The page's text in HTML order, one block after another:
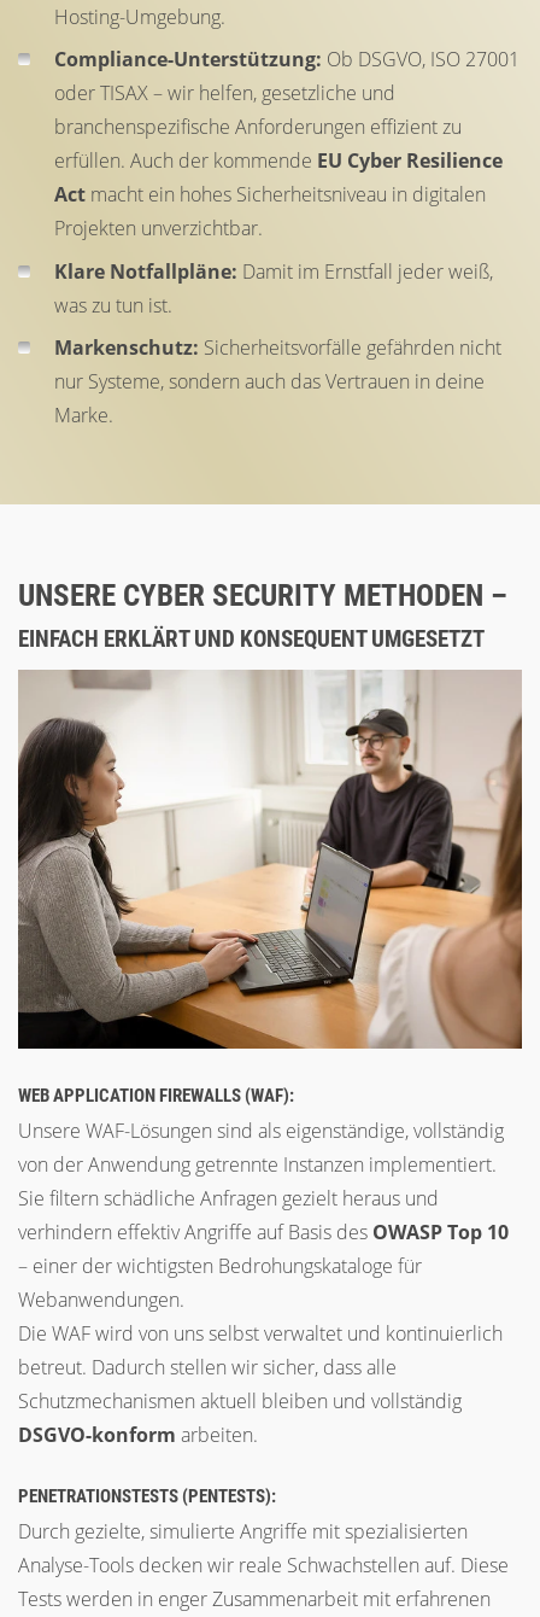
Hosting-Umgebung.
Compliance-Unterstützung: Ob DSGVO, ISO 27001
oder TISAX – wir helfen, gesetzliche und
branchenspezifische Anforderungen effizient zu
erfüllen. Auch der kommende EU Cyber Resilience
Act macht ein hohes Sicherheitsniveau in digitalen
Projekten unverzichtbar.
Klare Notfallpläne: Damit im Ernstfall jeder weiß,
was zu tun ist.
Markenschutz: Sicherheitsvorfälle gefährden nicht
nur Systeme, sondern auch das Vertrauen in deine
Marke.
UNSERE CYBER SECURITY METHODEN –
EINFACH ERKLÄRT UND KONSEQUENT UMGESETZT
WEB APPLICATION FIREWALLS (WAF):
Unsere WAF-Lösungen sind als eigenständige, vollständig
von der Anwendung getrennte Instanzen implementiert.
Sie filtern schädliche Anfragen gezielt heraus und
verhindern effektiv Angriffe auf Basis des OWASP Top 10
– einer der wichtigsten Bedrohungskataloge für
Webanwendungen.
Die WAF wird von uns selbst verwaltet und kontinuierlich
betreut. Dadurch stellen wir sicher, dass alle
Schutzmechanismen aktuell bleiben und vollständig
DSGVO-konform arbeiten.
PENETRATIONSTESTS (PENTESTS):
Durch gezielte, simulierte Angriffe mit spezialisierten
Analyse-Tools decken wir reale Schwachstellen auf. Diese
Tests werden in enger Zusammenarbeit mit erfahrenen